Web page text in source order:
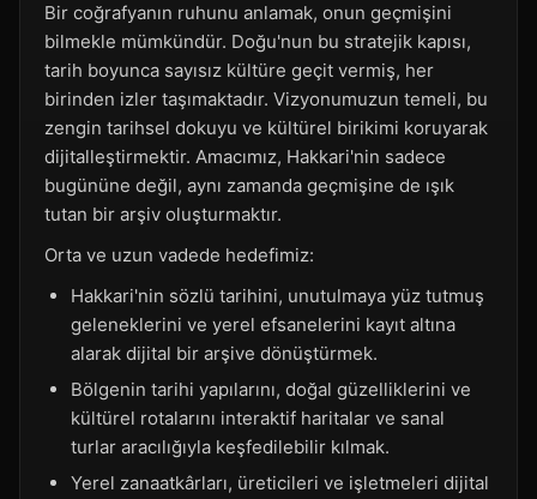
Bir coğrafyanın ruhunu anlamak, onun geçmişini
bilmekle mümkündür. Doğu'nun bu stratejik kapısı,
tarih boyunca sayısız kültüre geçit vermiş, her
birinden izler taşımaktadır. Vizyonumuzun temeli, bu
zengin tarihsel dokuyu ve kültürel birikimi koruyarak
dijitalleştirmektir. Amacımız, Hakkari'nin sadece
bugününe değil, aynı zamanda geçmişine de ışık
tutan bir arşiv oluşturmaktır.
Orta ve uzun vadede hedefimiz:
Hakkari'nin sözlü tarihini, unutulmaya yüz tutmuş
geleneklerini ve yerel efsanelerini kayıt altına
alarak dijital bir arşive dönüştürmek.
Bölgenin tarihi yapılarını, doğal güzelliklerini ve
kültürel rotalarını interaktif haritalar ve sanal
turlar aracılığıyla keşfedilebilir kılmak.
Yerel zanaatkârları, üreticileri ve işletmeleri dijital